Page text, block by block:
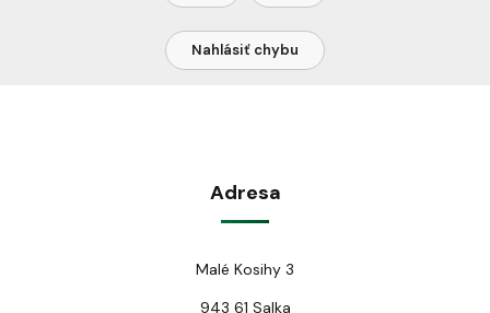
Nahlásiť chybu
Adresa
Malé Kosihy 3
943 61 Salka